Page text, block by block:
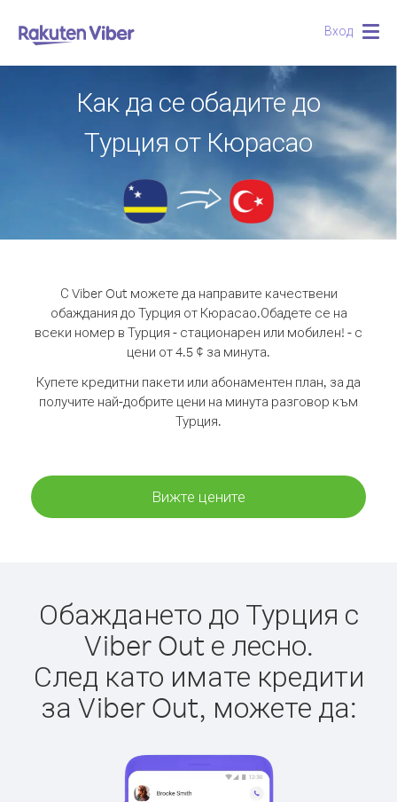
Вход
Как да се обадите до
Турция от Кюрасао
С Viber Out можете да направите качествени
обаждания до Турция от Кюрасао.Обадете се на
всеки номер в Турция - стационарен или мобилен! - с
цени от 4.5 ¢ за минута.
Купете кредитни пакети или абонаментен план, за да
получите най-добрите цени на минута разговор към
Турция.
Вижте цените
Обаждането до Турция с
Viber Out е лесно.
След като имате кредити
за Viber Out, можете да: